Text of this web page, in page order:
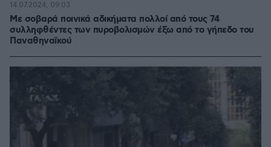
Με σοβαρά ποινικά αδικήματα πολλοί από τους 74
συλληφθέντες των πυροβολισμών έξω από το γήπεδο του
Παναθηναϊκού
14.07.2024, 09:03